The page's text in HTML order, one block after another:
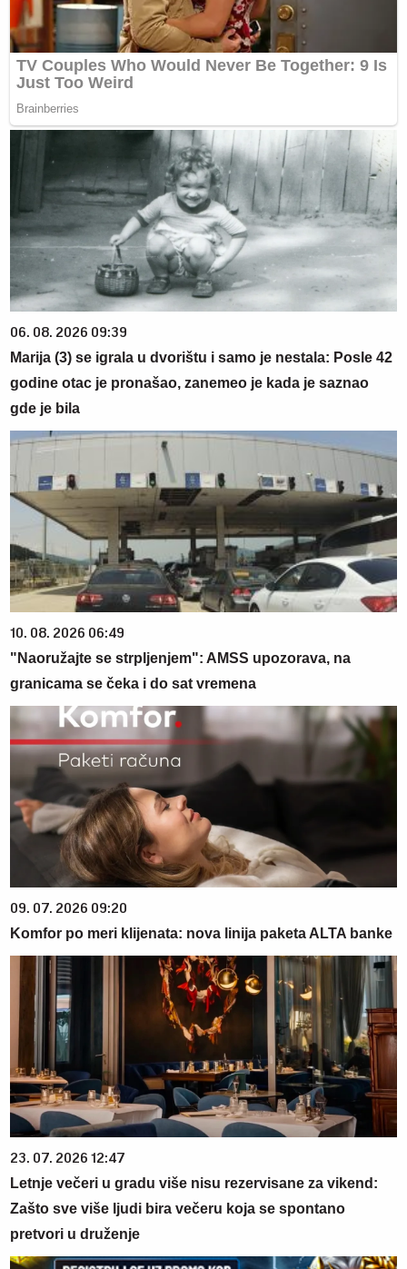
06. 08. 2026 09:39
Marija (3) se igrala u dvorištu i samo je nestala: Posle 42
godine otac je pronašao, zanemeo je kada je saznao
gde je bila
10. 08. 2026 06:49
"Naoružajte se strpljenjem": AMSS upozorava, na
granicama se čeka i do sat vremena
09. 07. 2026 09:20
Komfor po meri klijenata: nova linija paketa ALTA banke
23. 07. 2026 12:47
Letnje večeri u gradu više nisu rezervisane za vikend:
Zašto sve više ljudi bira večeru koja se spontano
pretvori u druženje